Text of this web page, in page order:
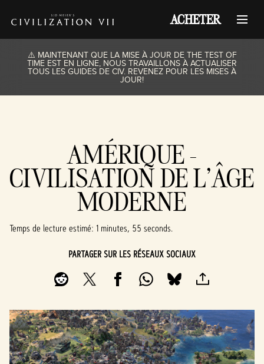
ACHETER
⚠️ MAINTENANT QUE LA MISE À JOUR DE THE TEST OF
TIME EST EN LIGNE, NOUS TRAVAILLONS À ACTUALISER
TOUS LES GUIDES DE CIV. REVENEZ POUR LES MISES À
JOUR!
AMÉRIQUE -
CIVILISATION DE L’ÂGE
MODERNE
Temps de lecture estimé 1 minutes, 55 seconds
PARTAGER SUR LES RÉSEAUX SOCIAUX